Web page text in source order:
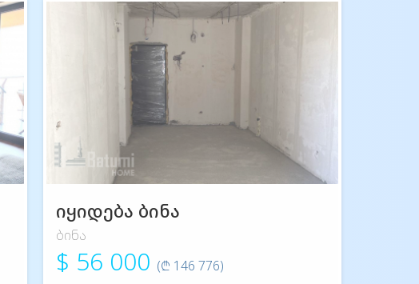
იყიდება ბინა
ბინა
$ 56 000 (₾ 146 776)